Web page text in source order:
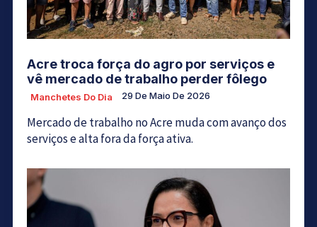
Acre troca força do agro por serviços e
vê mercado de trabalho perder fôlego
Manchetes Do Dia 29 De Maio De 2026
Mercado de trabalho no Acre muda com avanço dos
serviços e alta fora da força ativa.